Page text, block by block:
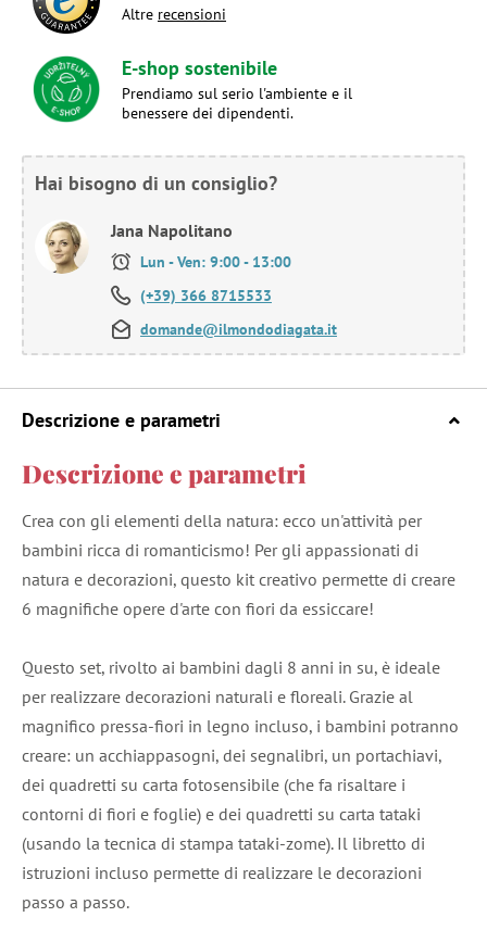
Altre recensioni
E-shop sostenibile
Prendiamo sul serio l'ambiente e il
benessere dei dipendenti.
Hai bisogno di un consiglio?
Jana Napolitano
Lun - Ven: 9:00 - 13:00
(+39) 366 8715533
domande@ilmondodiagata.it
Descrizione e parametri
Descrizione e parametri
Crea con gli elementi della natura: ecco un'attività per
bambini ricca di romanticismo! Per gli appassionati di
natura e decorazioni, questo kit creativo permette di creare
6 magnifiche opere d'arte con fiori da essiccare!
Questo set, rivolto ai bambini dagli 8 anni in su, è ideale
per realizzare decorazioni naturali e floreali. Grazie al
magnifico pressa-fiori in legno incluso, i bambini potranno
creare: un acchiappasogni, dei segnalibri, un portachiavi,
dei quadretti su carta fotosensibile (che fa risaltare i
contorni di fiori e foglie) e dei quadretti su carta tataki
(usando la tecnica di stampa tataki-zome). Il libretto di
istruzioni incluso permette di realizzare le decorazioni
passo a passo.